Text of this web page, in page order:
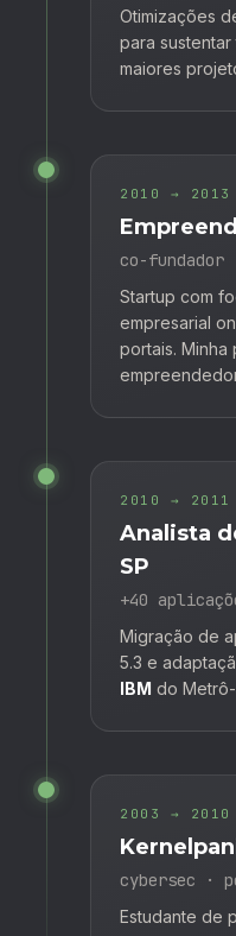
Otimizações
para
maiores
2010 → 2013
co-fundador
Startup com
empresarial
portais. Minha
2010 → 2011
Analista
SP
+40
Migração de
5.3 e
IBM do Metrô-
2003 → 2010
cybersec ·
Estudante de